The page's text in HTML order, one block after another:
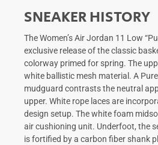
SNEAKER HISTORY
The Women’s Air Jordan 11 Low
exclusive release of the classic
colorway primed for spring. The
white ballistic mesh material. A
mudguard contrasts the neutral
upper. White rope laces are
design setup. The white foam
air cushioning unit. Underfoot, the
is fortified by a carbon fiber shank